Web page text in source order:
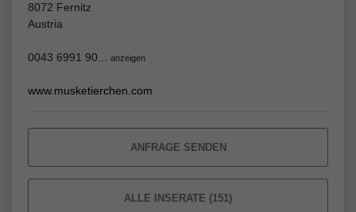
8072 Fernitz
Austria
0043 6991 90... anzeigen
www.musketierchen.com
ANFRAGE SENDEN
ALLE INSERATE (151)